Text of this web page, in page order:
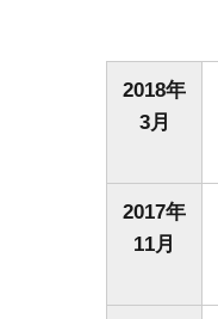
2018年
3月
2017年
11月